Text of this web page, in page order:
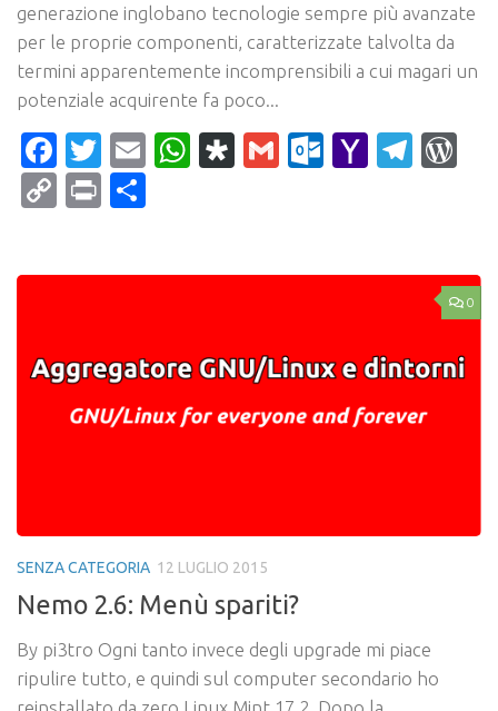
generazione inglobano tecnologie sempre più avanzate
per le proprie componenti, caratterizzate talvolta da
termini apparentemente incomprensibili a cui magari un
potenziale acquirente fa poco...
Facebook
Twitter
EmailWhatsApp
Diaspora
Gmail Yahoo
CopyPrint
0
SENZA CATEGORIA 12 LUGLIO 2015
Nemo 2.6: Menù spariti?
By pi3tro Ogni tanto invece degli upgrade mi piace
ripulire tutto, e quindi sul computer secondario ho